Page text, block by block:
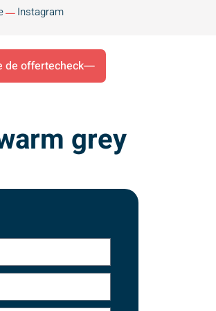
Instagram
de offertecheck
grey